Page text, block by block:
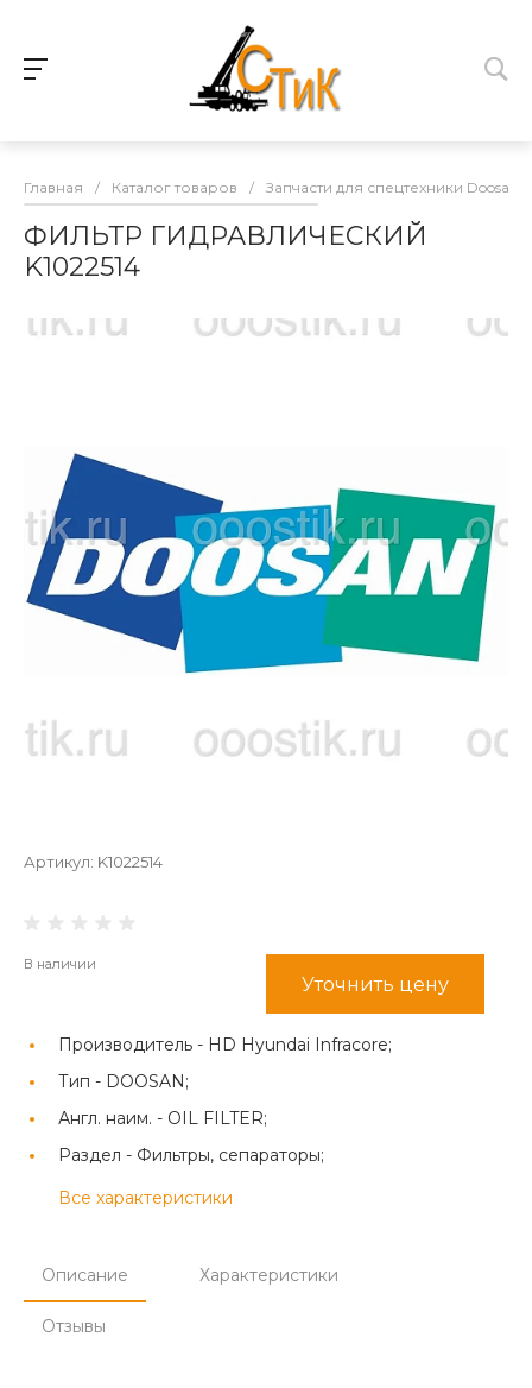
Главная / Каталог товаров / Запчасти для спецтехники Doosan
ФИЛЬТР ГИДРАВЛИЧЕСКИЙ
K1022514
Артикул: K1022514
В наличии
Уточнить цену
Производитель - HD Hyundai Infracore;
Тип - DOOSAN;
Англ. наим. - OIL FILTER;
Раздел - Фильтры, сепараторы;
Все характеристики
Описание Характеристики
Отзывы